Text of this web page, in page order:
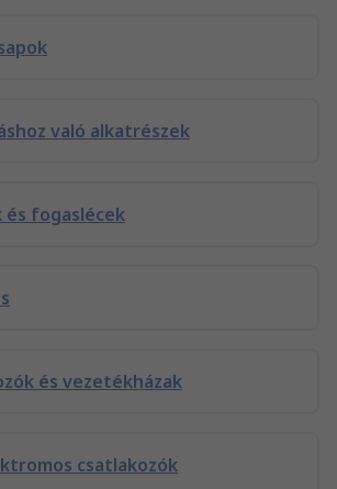
való alkatrészek
és fogaslécek
és vezetékházak
csatlakozók